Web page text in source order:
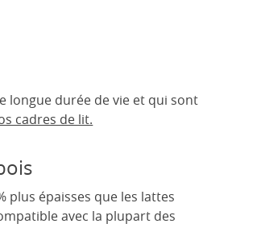
longue durée de vie et qui sont
cadres de lit.
plus épaisses que les lattes
avec la plupart des